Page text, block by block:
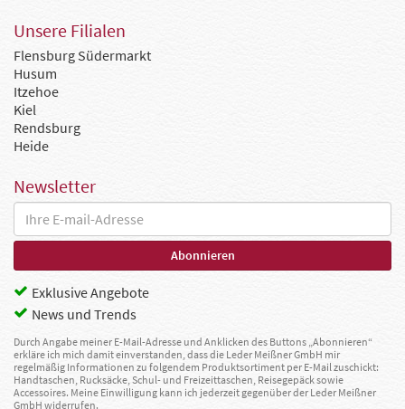
Unsere Filialen
Flensburg Südermarkt
Husum
Itzehoe
Kiel
Rendsburg
Heide
Newsletter
Exklusive Angebote
News und Trends
Durch Angabe meiner E-Mail-Adresse und Anklicken des Buttons „Abonnieren“
erkläre ich mich damit einverstanden, dass die Leder Meißner GmbH mir
regelmäßig Informationen zu folgendem Produktsortiment per E-Mail zuschickt:
Handtaschen, Rucksäcke, Schul- und Freizeittaschen, Reisegepäck sowie
Accessoires. Meine Einwilligung kann ich jederzeit gegenüber der Leder Meißner
GmbH widerrufen.